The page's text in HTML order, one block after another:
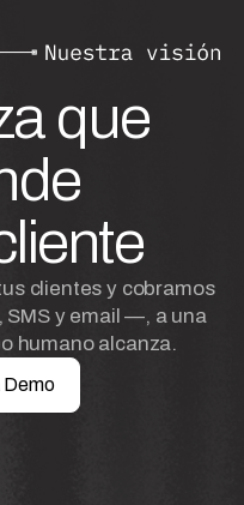
que
clientes y cobramos
y email —, a una
humano alcanza.
Demo